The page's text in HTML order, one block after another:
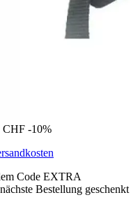
CHF -10%
Code EXTRA
Bestellung geschenkt